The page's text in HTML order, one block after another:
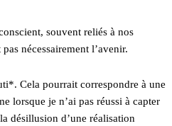
souvent reliés à nos
nécessairement l’avenir.
Cela pourrait correspondre à une
lorsque je n’ai pas réussi à capter
désillusion d’une réalisation